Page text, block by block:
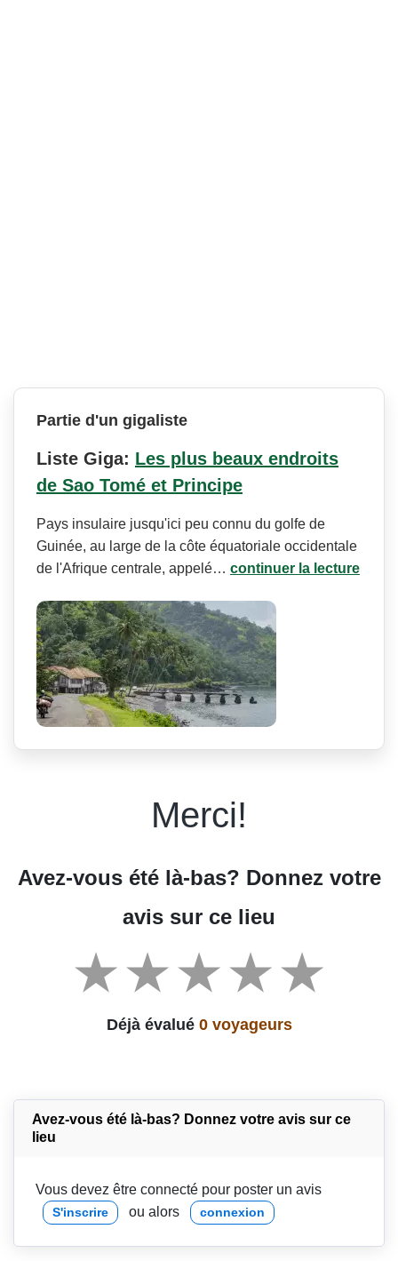
Partie d'un gigaliste
Liste Giga: Les plus beaux endroits
de Sao Tomé et Principe
Pays insulaire jusqu'ici peu connu du golfe de
Guinée, au large de la côte équatoriale occidentale
de l'Afrique centrale, appelé… continuer la lecture
Merci!
Avez-vous été là-bas? Donnez votre
avis sur ce lieu
Déjà évalué 0 voyageurs
Avez-vous été là-bas? Donnez votre avis sur ce
lieu
Vous devez être connecté pour poster un avis
S'inscrire ou alors connexion